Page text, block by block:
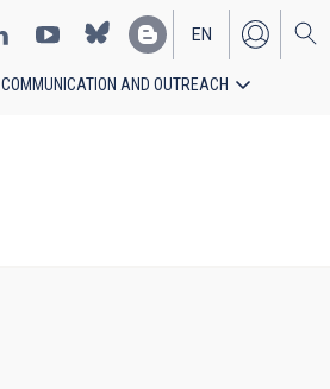
EN
ES
COMMUNICATION AND OUTREACH